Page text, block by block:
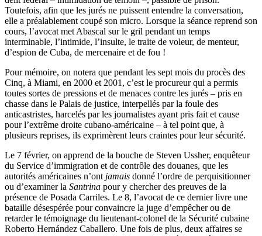
Toutefois, afin que les jurés ne puissent entendre la conversation,
elle a préalablement coupé son micro. Lorsque la séance reprend son
cours, l’avocat met Abascal sur le gril pendant un temps
interminable, l’intimide, l’insulte, le traite de voleur, de menteur,
d’espion de Cuba, de mercenaire et de fou !
Pour mémoire, on notera que pendant les sept mois du procès des
Cinq, à Miami, en 2000 et 2001, c’est le procureur qui a permis
toutes sortes de pressions et de menaces contre les jurés – pris en
chasse dans le Palais de justice, interpellés par la foule des
anticastristes, harcelés par les journalistes ayant pris fait et cause
pour l’extrême droite cubano-américaine – à tel point que, à
plusieurs reprises, ils exprimèrent leurs craintes pour leur sécurité.
Le 7 février, on apprend de la bouche de Steven Ussher, enquêteur
du Service d’immigration et de contrôle des douanes, que les
autorités américaines n’ont jamais donné l’ordre de perquisitionner
ou d’examiner la Santrina pour y chercher des preuves de la
présence de Posada Carriles. Le 8, l’avocat de ce dernier livre une
bataille désespérée pour convaincre la juge d’empêcher ou de
retarder le témoignage du lieutenant-colonel de la Sécurité cubaine
Roberto Hernández Caballero. Une fois de plus, deux affaires se